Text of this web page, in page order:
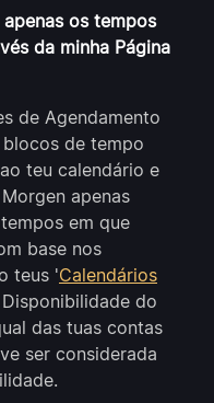
os tempos
da minha Página
de Agendamento
de tempo
teu calendário e
apenas
em que
base nos
teus 'Calendários
do
das tuas contas
ser considerada